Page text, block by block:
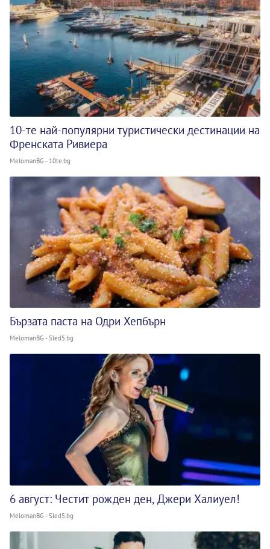
10-те най-популярни туристически дестинации на
Френската Ривиера
MelomanBG - 10te.bg
Бързата паста на Одри Хепбърн
MelomanBG - Sled5.bg
6 август: Честит рожден ден, Джери Халиуел!
MelomanBG - Sled5.bg